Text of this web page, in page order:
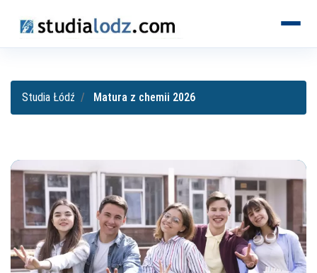
KIERUNKI
Studia Łódź Matura z chemii 2026